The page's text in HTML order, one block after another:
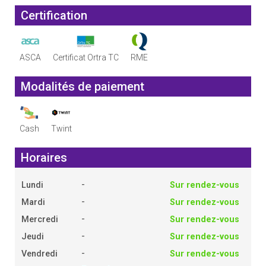
Certification
ASCA Certificat Ortra TC RME
Modalités de paiement
Cash Twint
Horaires
Lundi -
Sur rendez-vous
Mardi
-
Sur rendez-vous
Mercredi
-
Sur rendez-vous
Jeudi
-
Sur rendez-vous
Vendredi
-
Sur rendez-vous